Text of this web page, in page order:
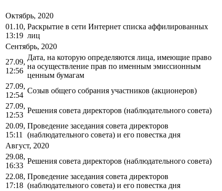
Октябрь, 2020
01.10,
13:19
Раскрытие в сети Интернет списка аффилированных
лиц
Сентябрь, 2020
27.09,
12:56
Дата, на которую определяются лица, имеющие право
на осуществление прав по именным эмиссионным
ценным бумагам
27.09,
12:54
Созыв общего собрания участников (акционеров)
27.09,
12:53
Решения совета директоров (наблюдательного совета)
20.09,
15:11
Проведение заседания совета директоров
(наблюдательного совета) и его повестка дня
Август, 2020
29.08,
16:33
Решения совета директоров (наблюдательного совета)
22.08,
17:18
Проведение заседания совета директоров
(наблюдательного совета) и его повестка дня